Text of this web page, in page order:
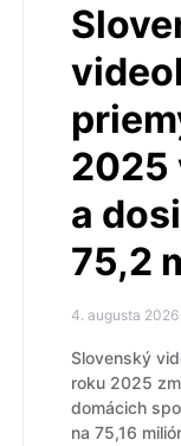
2025
a
75,2
4. augusta 2026
Slovenský
roku 2025
domácich
na 75,16